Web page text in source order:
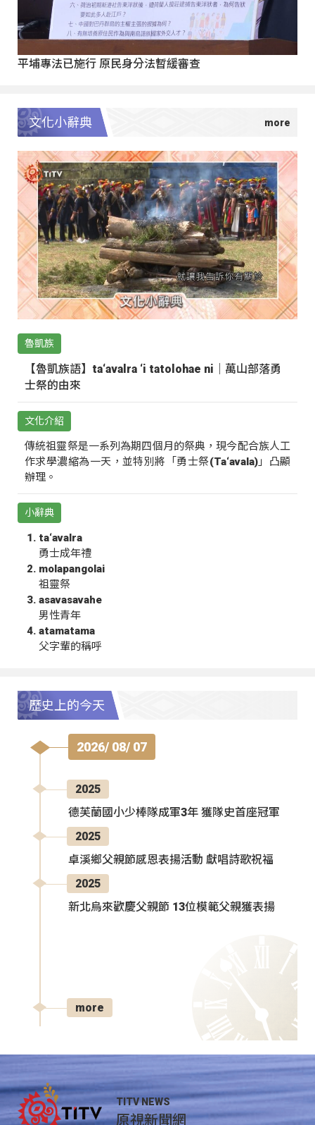
平埔專法已施行 原民身分法暫緩審查
文化小辭典
魯凱族
【魯凱族語】ta‘avalra ‘i tatolohae ni｜萬山部落勇
士祭的由來
文化介紹
傳統祖靈祭是一系列為期四個月的祭典，現今配合族人工
作求學濃縮為一天，並特別將「勇士祭(Ta‘avala)」凸顯
辦理。
小辭典
ta‘avalra
勇士成年禮
molapangolai
祖靈祭
asavasavahe
男性青年
atamatama
父字輩的稱呼
歷史上的今天
2026/ 08/ 07
2025
德芙蘭國小少棒隊成軍3年 獲隊史首座冠軍
2025
卓溪鄉父親節感恩表揚活動 獻唱詩歌祝福
2025
新北烏來歡慶父親節 13位模範父親獲表揚
more
TITV NEWS
原視新聞網